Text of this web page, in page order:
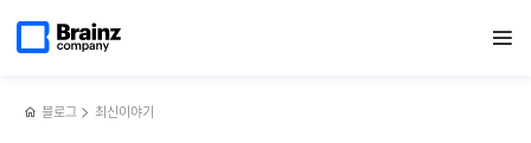
열기
페이지로
블로그 최신이야기
Vue.js
메트릭
이상탐지
다음
슬라이드